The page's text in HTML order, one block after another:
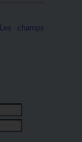
Les champs